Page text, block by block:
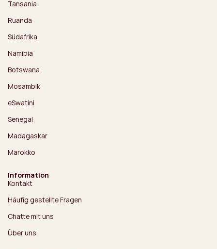
Tansania
Ruanda
Südafrika
Namibia
Botswana
Mosambik
eSwatini
Senegal
Madagaskar
Marokko
Information
Kontakt
Häufig gestellte Fragen
Chatte mit uns
Über uns